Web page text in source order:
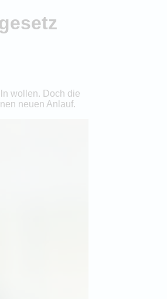
wollen. Doch die
neuen Anlauf.